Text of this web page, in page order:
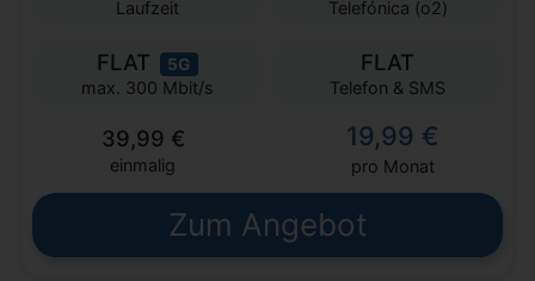
Laufzeit Telefónica (o2)
FLAT 5G
max. 300 Mbit/s
FLAT
Telefon & SMS
39,99 €
einmalig
19,99 €
pro Monat
Zum Angebot